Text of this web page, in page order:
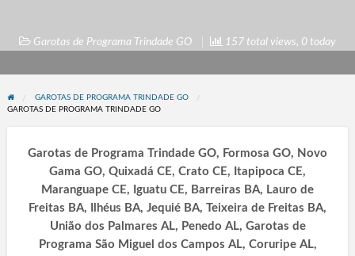
Garotas de Programa Trindade GO 157 total views, 0 today
GAROTAS DE PROGRAMA TRINDADE GO
GAROTAS DE PROGRAMA TRINDADE GO
Garotas de Programa Trindade GO, Formosa GO, Novo
Gama GO, Quixadá CE, Crato CE, Itapipoca CE,
Maranguape CE, Iguatu CE, Barreiras BA, Lauro de
Freitas BA, Ilhéus BA, Jequié BA, Teixeira de Freitas BA,
União dos Palmares AL, Penedo AL, Garotas de
Programa São Miguel dos Campos AL, Coruripe AL,